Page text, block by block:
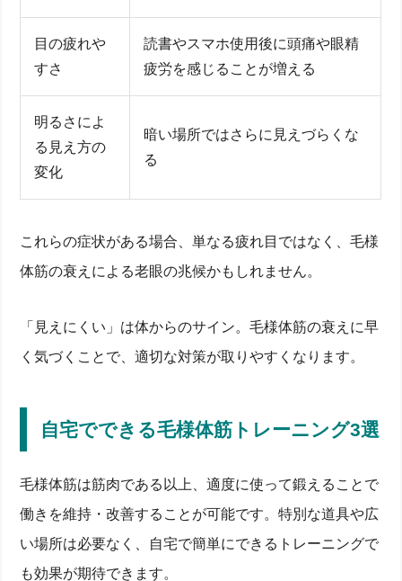
目の疲れや
すさ
読書やスマホ使用後に頭痛や眼精
疲労を感じることが増える
明るさによ
る見え方の
変化
暗い場所ではさらに見えづらくな
る
これらの症状がある場合、単なる疲れ目ではなく、毛様
体筋の衰えによる老眼の兆候かもしれません。
「見えにくい」は体からのサイン。毛様体筋の衰えに早
く気づくことで、適切な対策が取りやすくなります。
自宅でできる毛様体筋トレーニング3選
毛様体筋は筋肉である以上、適度に使って鍛えることで
働きを維持・改善することが可能です。特別な道具や広
い場所は必要なく、自宅で簡単にできるトレーニングで
も効果が期待できます。